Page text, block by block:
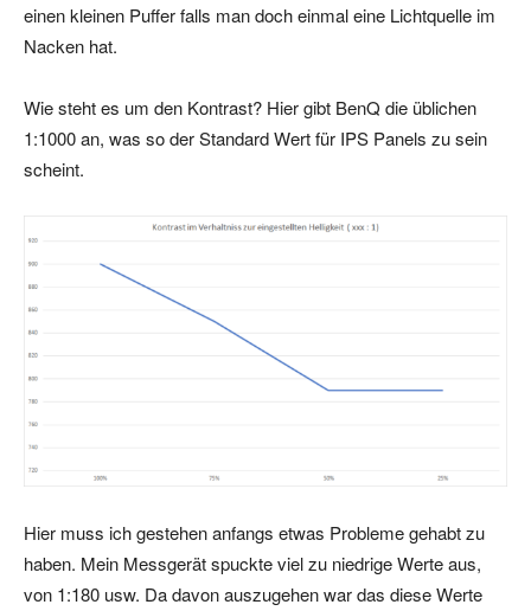
einen kleinen Puffer falls man doch einmal eine Lichtquelle im
Nacken hat.
Wie steht es um den Kontrast? Hier gibt BenQ die üblichen
1:1000 an, was so der Standard Wert für IPS Panels zu sein
scheint.
Hier muss ich gestehen anfangs etwas Probleme gehabt zu
haben. Mein Messgerät spuckte viel zu niedrige Werte aus,
von 1:180 usw. Da davon auszugehen war das diese Werte